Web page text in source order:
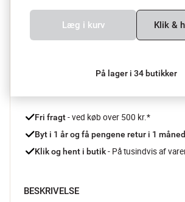
Læg i kurv Klik &
På lager i 34 butikker
Fri fragt - ved køb over 500 kr.*
Byt i 1 år og få pengene retur i 1 måned
Klik og hent i butik - På tusindvis af
BESKRIVELSE